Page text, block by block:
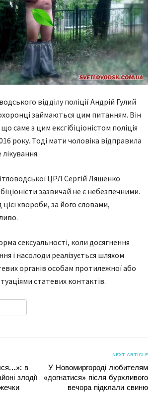
відділу поліції Андрій Гулий
займаються цим питанням. Він
саме з цим ексгібіціоністом поліція
року. Тоді мати чоловіка відправила
ЦРЛ Сергій Ляшенко
зазвичай не є небезпечними.
цієї хвороби, за його словами,
сексуальності, коли досягнення
і насолоди реалізується шляхом
органів особам протилежної або
статевих контактів.
в
злодії
NEXT ARTICLE
У Новомиргороді любителям
«догнатися» після бурхливого
вечора підклали свиню